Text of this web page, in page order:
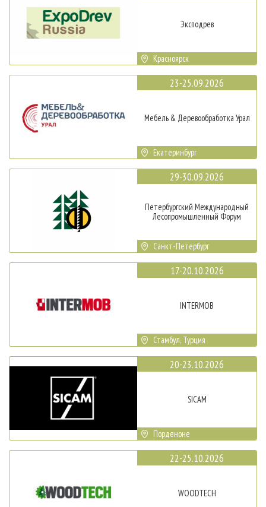
Эксподрев
Красноярск
23-25.09.2026
Мебель & Деревообработка Урал
Екатеринбург
29-30.09.2026
Петербургский Международный
Лесопромышленный Форум
Санкт-Петербург
17-20.10.2026
INTERMOB
Стамбул, Турция
20-23.10.2026
SICAM
Порденоне
22-25.10.2026
WOODTECH